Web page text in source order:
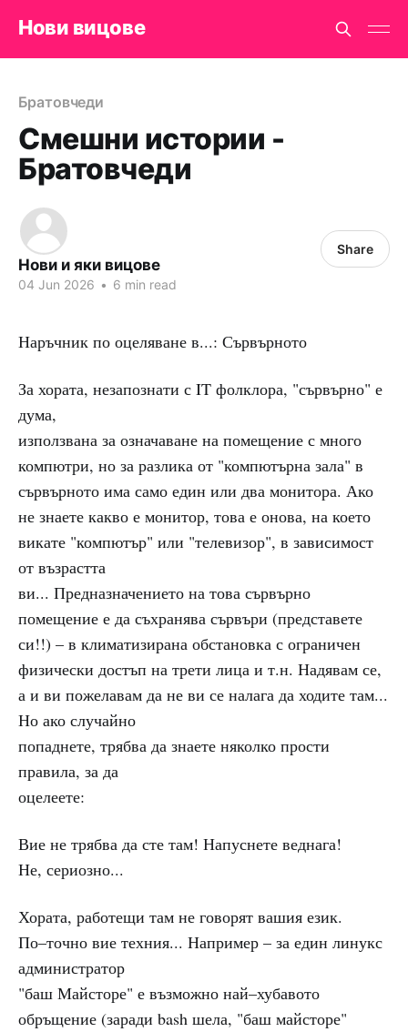
Нови вицове
Братовчеди
Смешни истории -
Братовчеди
Нови и яки вицове
04 Jun 2026 • 6 min read
Share
Наръчник по оцеляване в...: Сървърното
За хората, незапознати с IT фолклора, "сървърно" е
дума,
използвана за означаване на помещение с много
компютри, но за разлика от "компютърна зала" в
сървърното има само един или два монитора. Ако
не знаете какво е монитор, това е онова, на което
викате "компютър" или "телевизор", в зависимост
от възрастта
ви... Предназначението на това сървърно
помещение е да съхранява сървъри (представете
си!!) – в климатизирана обстановка с ограничен
физически достъп на трети лица и т.н. Надявам се,
а и ви пожелавам да не ви се налага да ходите там...
Но ако случайно
попаднете, трябва да знаете няколко прости
правила, за да
оцелеете:
Вие не трябва да сте там! Напуснете веднага!
Не, сериозно...
Хората, работещи там не говорят вашия език.
По–точно вие техния... Например – за един линукс
администратор
"баш Майсторе" е възможно най–хубавото
обръщение (заради bash шела, "баш майсторе"